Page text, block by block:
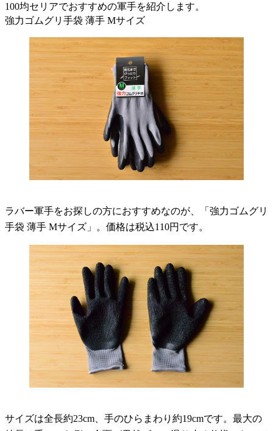
100均セリアでおすすめの軍手を紹介します。
強力ゴムグリ手袋 薄手 Mサイズ
ラバー軍手をお探しの方におすすめなのが、「強力ゴムグリ
手袋 薄手 Mサイズ」。価格は税込110円です。
サイズは全長約23cm、手のひらまわり約19cmです。最大の